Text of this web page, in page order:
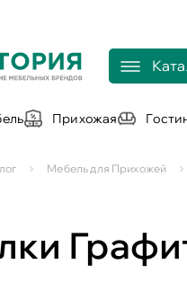
Прихожая
Мебель для Прихожей